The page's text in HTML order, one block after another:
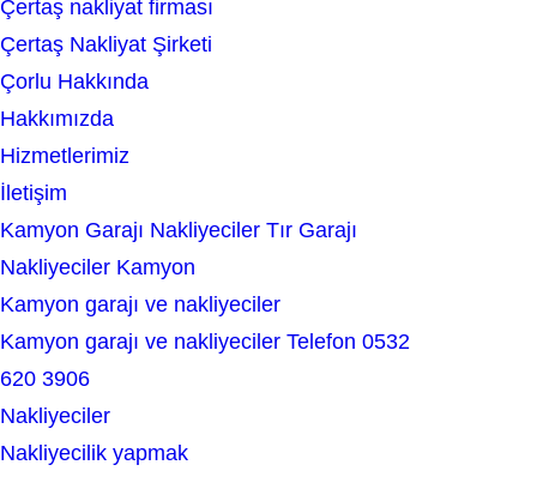
a
r
c
h
Çertaş nakliyat firması
Çertaş Nakliyat Şirketi
Çorlu Hakkında
Hakkımızda
Hizmetlerimiz
İletişim
Kamyon Garajı Nakliyeciler Tır Garajı
Nakliyeciler Kamyon
Kamyon garajı ve nakliyeciler
Kamyon garajı ve nakliyeciler Telefon 0532
620 3906
Nakliyeciler
Nakliyecilik yapmak